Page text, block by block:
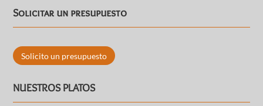
Solicitar un presupuesto
Solicito un presupuesto
NUESTROS PLATOS